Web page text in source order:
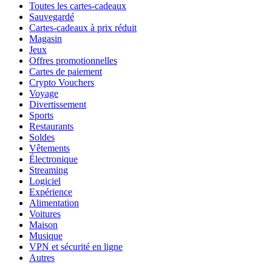
Toutes les cartes-cadeaux
Sauvegardé
Cartes-cadeaux à prix réduit
Magasin
Jeux
Offres promotionnelles
Cartes de paiement
Crypto Vouchers
Voyage
Divertissement
Sports
Restaurants
Soldes
Vêtements
Électronique
Streaming
Logiciel
Expérience
Alimentation
Voitures
Maison
Musique
VPN et sécurité en ligne
Autres